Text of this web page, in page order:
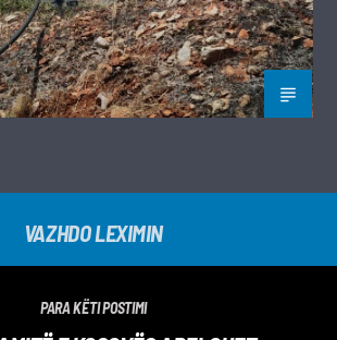
VAZHDO LEXIMIN
PARA KËTI POSTIMI